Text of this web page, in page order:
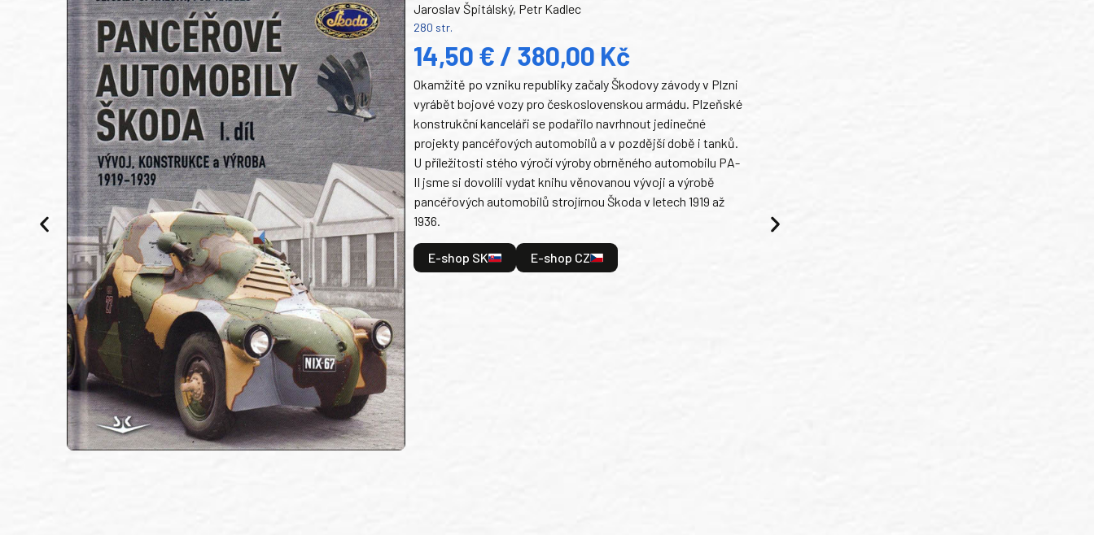
Jaroslav Špitálský, Petr Kadlec
280 str.
14,50 € / 380,00 Kč
Okamžitě po vzniku republiky začaly Škodovy závody v Plzni
vyrábět bojové vozy pro československou armádu. Plzeňské
konstrukční kanceláři se podařilo navrhnout jedinečné
projekty pancéřových automobilů a v pozdější době i tanků.
U příležitosti stého výročí výroby obrněného automobilu PA-
II jsme si dovolili vydat knihu věnovanou vývoji a výrobě
pancéřových automobilů strojírnou Škoda v letech 1919 až
1936.
E-shop SK E-shop CZ